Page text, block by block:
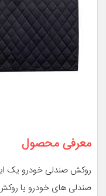
معرفی محصول
روکش صندلی خودرو یک
صندلی های خودرو یا